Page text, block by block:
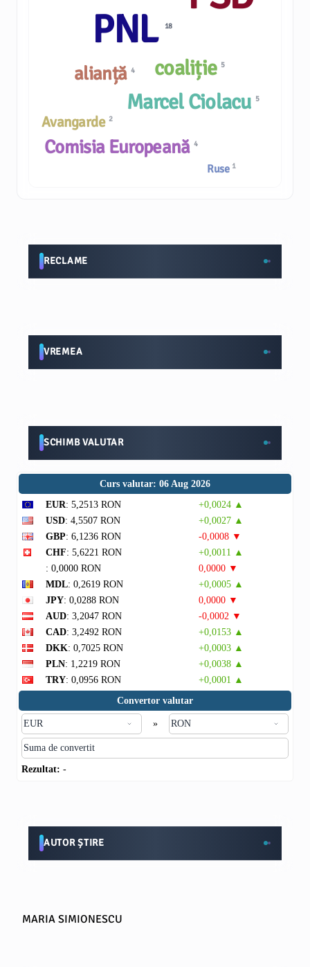
coaliție 5
Ruse 1
Avangarde 2
alianță 4
Comisia Europeană 4
Marcel Ciolacu 5
PNL 18
RECLAME
VREMEA
SCHIMB VALUTAR
Curs valutar: 06 Aug 2026
EUR: 5,2513 RON
+0,0024 ▲
USD: 4,5507 RON
+0,0027 ▲
GBP: 6,1236 RON
-0,0008 ▼
CHF: 5,6221 RON
+0,0011 ▲
: 0,0000 RON
0,0000 ▼
MDL: 0,2619 RON
+0,0005 ▲
JPY: 0,0288 RON
0,0000 ▼
AUD: 3,2047 RON
-0,0002 ▼
CAD: 3,2492 RON
+0,0153 ▲
DKK: 0,7025 RON
+0,0003 ▲
PLN: 1,2219 RON
+0,0038 ▲
TRY: 0,0956 RON
+0,0001 ▲
Convertor valutar
»
Rezultat: -
AUTOR ȘTIRE
MARIA SIMIONESCU